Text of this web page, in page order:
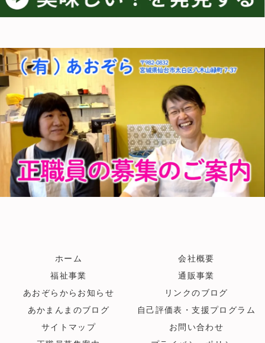
ホーム
会社概要
福祉事業
通販事業
あおぞらからお知らせ
リンクのブログ
あかまんまのブログ
自己評価表・支援プログラム
サイトマップ
お問い合わせ